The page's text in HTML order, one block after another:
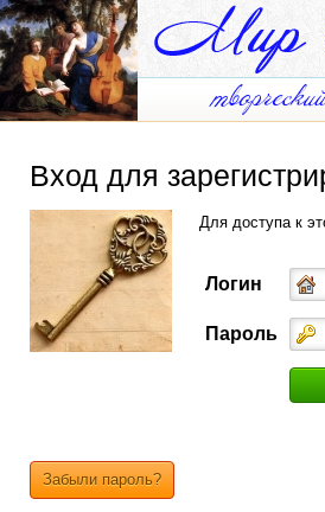
Вход для
Для доступа к
Логин
Пароль
Забыли пароль?